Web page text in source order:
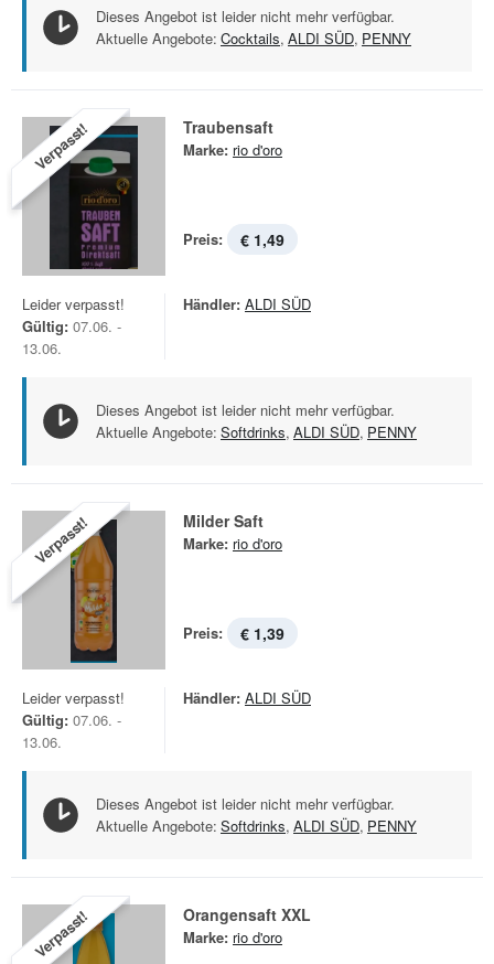
Dieses Angebot ist leider nicht mehr verfügbar.
Aktuelle Angebote: Cocktails, ALDI SÜD, PENNY
Verpasst! Traubensaft
Marke: rio d'oro
Preis: € 1,49
Leider verpasst!
Gültig: 07.06. -
13.06.
Händler: ALDI SÜD
Dieses Angebot ist leider nicht mehr verfügbar.
Aktuelle Angebote: Softdrinks, ALDI SÜD, PENNY
Verpasst! Milder Saft
Marke: rio d'oro
Preis: € 1,39
Leider verpasst!
Gültig: 07.06. -
13.06.
Händler: ALDI SÜD
Dieses Angebot ist leider nicht mehr verfügbar.
Aktuelle Angebote: Softdrinks, ALDI SÜD, PENNY
Verpasst! Orangensaft XXL
Marke: rio d'oro